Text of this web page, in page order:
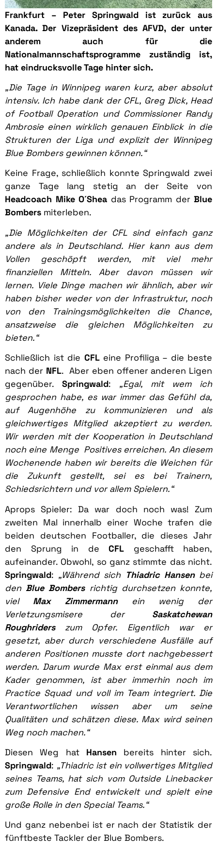
Frankfurt – Peter Springwald ist zurück aus
Kanada. Der Vizepräsident des AFVD, der unter
anderem auch für die
Nationalmannschaftsprogramme zuständig ist,
hat eindrucksvolle Tage hinter sich.
„Die Tage in Winnipeg waren kurz, aber absolut
intensiv. Ich habe dank der CFL, Greg Dick, Head
of Football Operation und Commissioner Randy
Ambrosie einen wirklich genauen Einblick in die
Strukturen der Liga und explizit der Winnipeg
Blue Bombers gewinnen können.“
Keine Frage, schließlich konnte Springwald zwei
ganze Tage lang stetig an der Seite von
Headcoach Mike O´Shea das Programm der Blue
Bombers miterleben.
„Die Möglichkeiten der CFL sind einfach ganz
andere als in Deutschland. Hier kann aus dem
Vollen geschöpft werden, mit viel mehr
finanziellen Mitteln. Aber davon müssen wir
lernen. Viele Dinge machen wir ähnlich, aber wir
haben bisher weder von der Infrastruktur, noch
von den Trainingsmöglichkeiten die Chance,
ansatzweise die gleichen Möglichkeiten zu
bieten.“
Schließlich ist die CFLeine Profiliga – die beste
nach der NFL. Aber eben offener anderen Ligen
gegenüber. Springwald: „Egal, mit wem ich
gesprochen habe, es war immer das Gefühl da,
auf Augenhöhe zu kommunizieren und als
gleichwertiges Mitglied akzeptiert zu werden.
Wir werden mit der Kooperation in Deutschland
noch eine Menge Positives erreichen. An diesem
Wochenende haben wir bereits die Weichen für
die Zukunft gestellt, sei es bei Trainern,
Schiedsrichtern und vor allem Spielern.“
Aprops Spieler: Da war doch noch was! Zum
zweiten Mal innerhalb einer Woche trafen die
beiden deutschen Footballer, die dieses Jahr
den Sprung in de CFL geschafft haben,
aufeinander. Obwohl, so ganz stimmte das nicht.
Springwald: „Während sich Thiadric Hansenbei
den Blue Bombersrichtig durchsetzen konnte,
viel Max Zimmermannein wenig der
Verletzungsmisere der Saskatchewan
Roughriderszum Opfer. Eigentlich war er
gesetzt, aber durch verschiedene Ausfälle auf
anderen Positionen musste dort nachgebessert
werden. Darum wurde Max erst einmal aus dem
Kader genommen, ist aber immerhin noch im
Practice Squad und voll im Team integriert. Die
Verantwortlichen wissen aber um seine
Qualitäten und schätzen diese. Max wird seinen
Weg noch machen.“
Diesen Weg hat Hansen bereits hinter sich.
Springwald: „Thiadric ist ein vollwertiges Mitglied
seines Teams, hat sich vom Outside Linebacker
zum Defensive End entwickelt und spielt eine
große Rolle in den Special Teams.“
Und ganz nebenbei ist er nach der Statistik der
fünftbeste Tackler der Blue Bombers.